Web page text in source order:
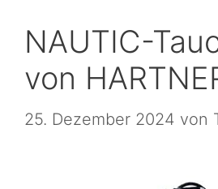
NAUTIC-
von
25. Dezember 2024 von